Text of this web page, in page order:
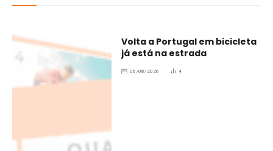
Volta a Portugal em bicicleta
já está na estrada
06/08/2026 4